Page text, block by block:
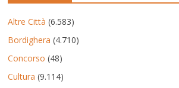
Altre Città (6.583)
Bordighera (4.710)
Concorso (48)
Cultura (9.114)